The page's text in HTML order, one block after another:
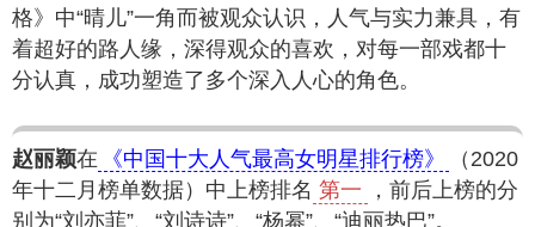
格》中“晴儿”一角而被观众认识，人气与实力兼具，有
着超好的路人缘，深得观众的喜欢，对每一部戏都十
分认真，成功塑造了多个深入人心的角色。
赵丽颖在 《中国十大人气最高女明星排行榜》
（2020
年十二月榜单数据）中上榜排名 第一
，前后上榜的分
别为“刘亦菲”、“刘诗诗”、“杨幂”、“迪丽热巴”。